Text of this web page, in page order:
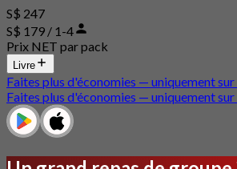
S$ 247
S$ 179 / 1-4
Prix NET par pack
Livre
Faites plus d'économies — uniquement
Faites plus d'économies — uniquement